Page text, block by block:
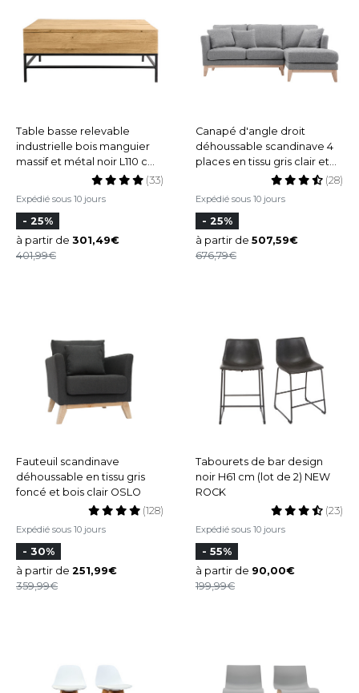
Table basse relevable
industrielle bois manguier
massif et métal noir L110 cm
Expédié sous 10 jours
(33)
- 25%
à partir de 301,49
401,99
Canapé d'angle droit
déhoussable scandinave 4
places en tissu gris clair et
bois clair OSLO
Expédié sous 10 jours
(28)
- 25%
à partir de 507,59
676,79
Fauteuil scandinave
déhoussable en tissu gris
foncé et bois clair OSLO
Expédié sous 10 jours
(128)
- 30%
à partir de 251,99
359,99
Tabourets de bar design
noir H61 cm (lot de 2) NEW
ROCK
Expédié sous 10 jours
(23)
- 55%
à partir de 90,00
199,99